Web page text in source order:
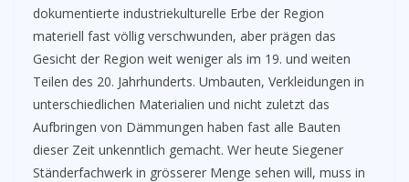
dokumentierte industriekulturelle Erbe der Region
materiell fast völlig verschwunden, aber prägen das
Gesicht der Region weit weniger als im 19. und weiten
Teilen des 20. Jahrhunderts. Umbauten, Verkleidungen in
unterschiedlichen Materialien und nicht zuletzt das
Aufbringen von Dämmungen haben fast alle Bauten
dieser Zeit unkenntlich gemacht. Wer heute Siegener
Ständerfachwerk in grösserer Menge sehen will, muss in